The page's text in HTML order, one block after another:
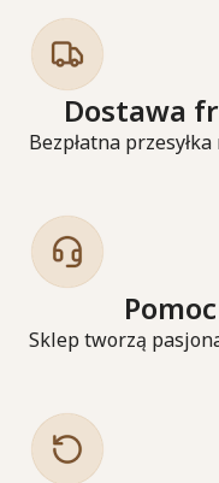
Dostawa
Bezpłatna
Sklep tworzą